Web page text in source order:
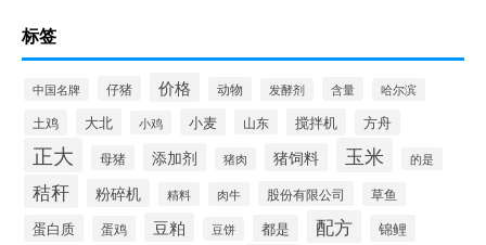
标签
中国名牌 仔猪 价格 动物 发酵剂 含量 哈尔滨
土鸡 大北 小鸡 小麦 山东 搅拌机 方舟
正大 母猪 添加剂 猪肉 猪饲料 玉米 的是
秸秆 粉碎机 精料 肉牛 股份有限公司 草鱼
蛋白质 蛋鸡 豆粕 豆饼 都是 配方 锦鲤